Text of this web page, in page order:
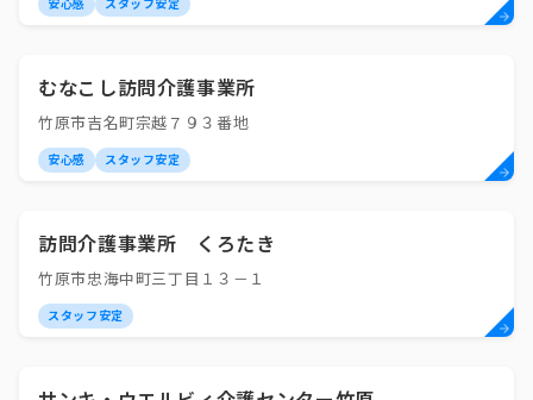
安心感 スタッフ安定
むなこし訪問介護事業所
竹原市吉名町宗越７９３番地
安心感 スタッフ安定
訪問介護事業所 くろたき
竹原市忠海中町三丁目１３－１
スタッフ安定